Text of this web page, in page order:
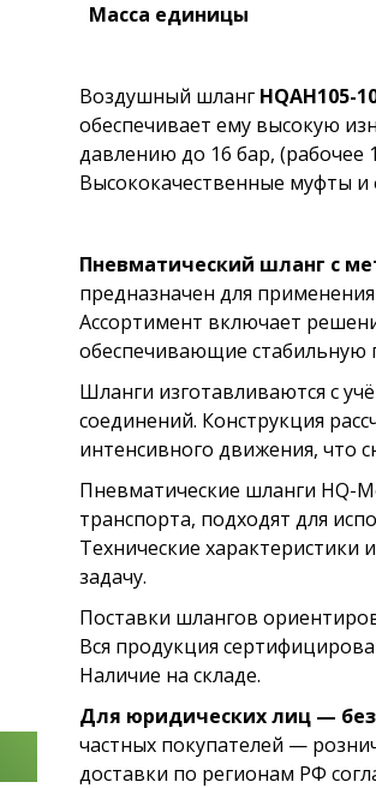
Масса единицы
Воздушный шланг HQAH105-
обеспечивает ему высокую
давлению до 16 бар, (рабочее
Высококачественные муфты
Пневматический шланг с
предназначен для
Ассортимент включает
обеспечивающие стабильную
Шланги изготавливаются с
соединений. Конструкция
интенсивного движения, что
Пневматические шланги HQ-
транспорта, подходят для
Технические
задачу.
Поставки шлангов
Вся продукция
Наличие на складе.
Для юридических лиц —
частных покупателей —
доставки по регионам РФ